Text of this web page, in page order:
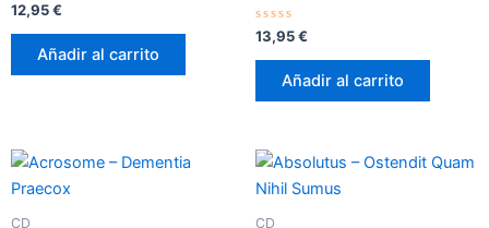
Valorado
con
0
12,95€
Añadir al carrito
Valorado
con
0
13,95€
Añadir al carrito
CD CD